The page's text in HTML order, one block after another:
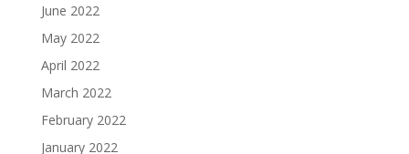
June 2022
May 2022
April 2022
March 2022
February 2022
January 2022